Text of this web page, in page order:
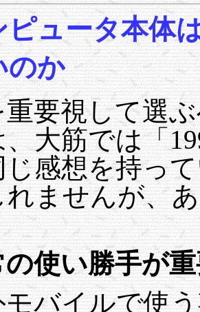
ピュータ本体
のか
重要視して選
大筋では「
じ感想を持っ
れませんが、
の使い勝手が
モバイルで使